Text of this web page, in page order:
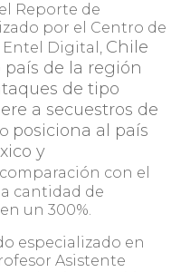
Reporte de
por el Centro de
Entel Digital, Chile
de la región
de tipo
a secuestros de
posiciona al país
y
con el
cantidad de
un 300%.
especializado en
Asistente